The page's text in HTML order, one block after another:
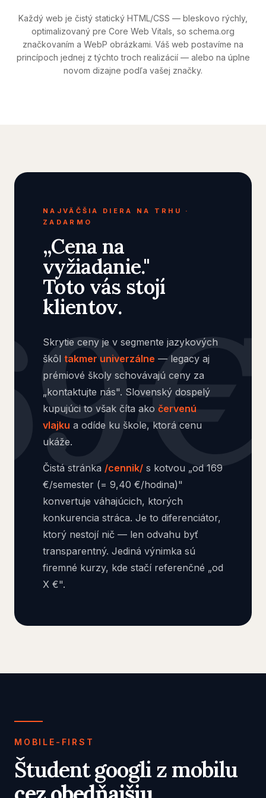
Každý web je čistý statický HTML/CSS — bleskovo rýchly,
optimalizovaný pre Core Web Vitals, so schema.org
značkovaním a WebP obrázkami. Váš web postavíme na
princípoch jednej z týchto troch realizácií — alebo na úplne
novom dizajne podľa vašej značky.
NAJVÄČŠIA DIERA NA TRHU ·
ZADARMO
„Cena na
vyžiadanie."
Toto vás stojí
klientov.
Skrytie ceny je v segmente jazykových
škôl takmer univerzálne — legacy aj
prémiové školy schovávajú ceny za
„kontaktujte nás". Slovenský dospelý
kupujúci to však číta ako červenú
vlajku a odíde ku škole, ktorá cenu
ukáže.
Čistá stránka /cennik/ s kotvou „od 169
€/semester (= 9,40 €/hodina)"
konvertuje váhajúcich, ktorých
konkurencia stráca. Je to diferenciátor,
ktorý nestojí nič — len odvahu byť
transparentný. Jediná výnimka sú
firemné kurzy, kde stačí referenčné „od
X €".
MOBILE-FIRST
Študent googli z mobilu